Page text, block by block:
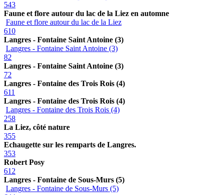
543
Faune et flore autour du lac de la Liez en automne
Faune et flore autour du lac de la Liez
610
Langres - Fontaine Saint Antoine (3)
Langres - Fontaine Saint Antoine (3)
82
Langres - Fontaine Saint Antoine (3)
72
Langres - Fontaine des Trois Rois (4)
611
Langres - Fontaine des Trois Rois (4)
Langres - Fontaine des Trois Rois (4)
258
La Liez, côté nature
355
Echaugette sur les remparts de Langres.
353
Robert Posy
612
Langres - Fontaine de Sous-Murs (5)
Langres - Fontaine de Sous-Murs (5)